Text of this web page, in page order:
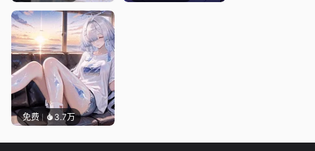
免费 3.7万